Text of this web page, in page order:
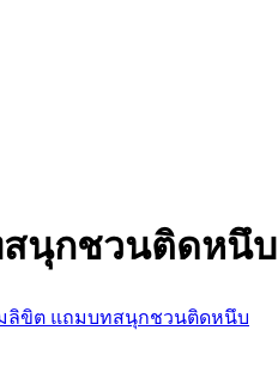
สนุกชวนติดหนึบ
ลิขิต แถมบทสนุกชวนติดหนึบ